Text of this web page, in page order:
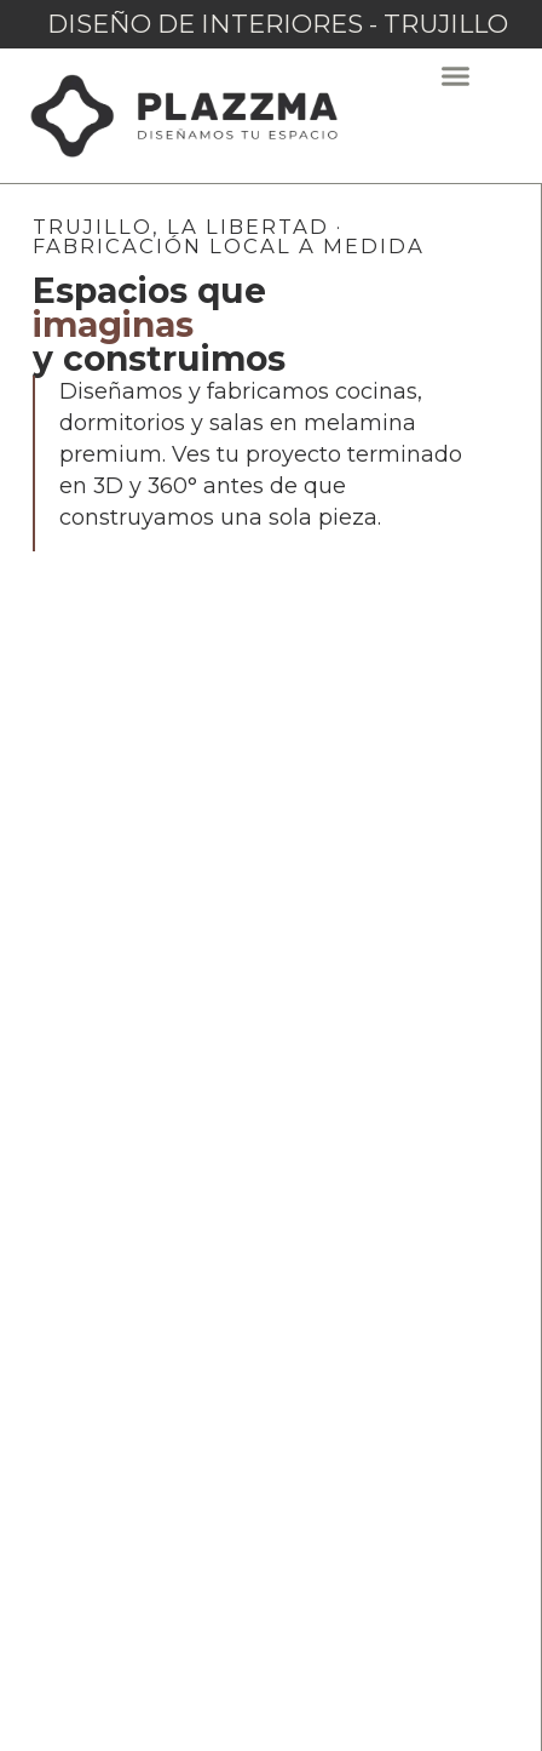
DISEÑO DE INTERIORES - TRUJILLO
TRUJILLO, LA LIBERTAD ·
FABRICACIÓN LOCAL A MEDIDA
Espacios que
imaginas
y construimos
Diseñamos y fabricamos cocinas,
dormitorios y salas en melamina
premium. Ves tu proyecto terminado
en 3D y 360° antes de que
construyamos una sola pieza.